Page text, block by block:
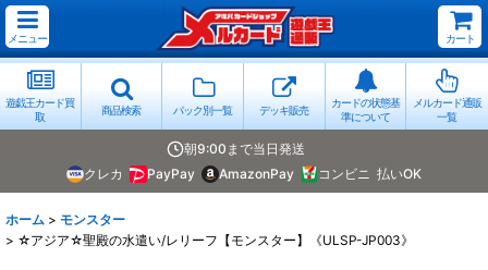
メニュー カート
遊戯王カード買
取
商品検索 パック別一覧 デッキ販売
カードの状態基
準について
メルカード通販
一覧
朝9:00まで当日発送
クレカ
PayPay AmazonPay コンビニ 払いOK
ホーム > モンスター
> ☆アジア☆聖殿の水遣い/レリーフ【モンスター】《ULSP-JP003》